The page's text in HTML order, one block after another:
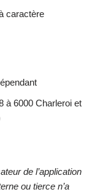
caractère
à 6000 Charleroi et
de l’application
ou tierce n’a